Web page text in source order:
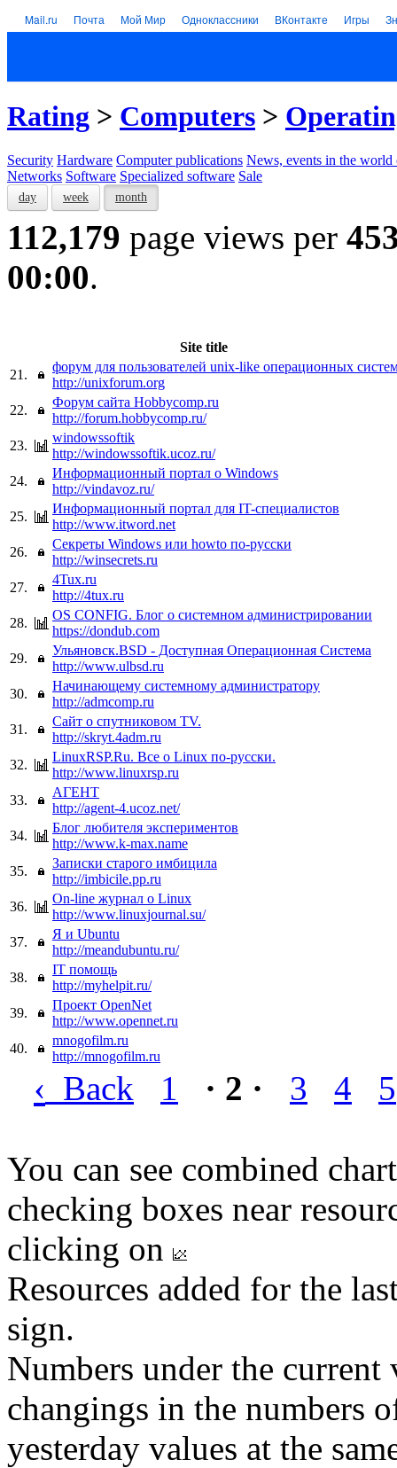
Mail.ru Почта Мой Мир Одноклассники ВКонтакте Игры
Rating > Computers >
Security Hardware Computer publications News, events in the world
Networks Software Specialized software Sale
day week month
112,179 page views per
00:00.
Site title
21.
форум для пользователей unix-like операционных
http://unixforum.org
22.
Форум сайта Hobbycomp.ru
http://forum.hobbycomp.ru/
23.
windowssoftik
http://windowssoftik.ucoz.ru/
24.
Информационный портал о Windows
http://vindavoz.ru/
25.
Информационный портал для IT-специалистов
http://www.itword.net
26.
Секреты Windows или howto по-русски
http://winsecrets.ru
27.
4Tux.ru
http://4tux.ru
28.
OS CONFIG. Блог о системном администрировании
https://dondub.com
29.
Ульяновск.BSD - Доступная Операционная Система
http://www.ulbsd.ru
30.
Начинающему системному администратору
http://admcomp.ru
31.
Сайт о спутниковом TV.
http://skryt.4adm.ru
32.
LinuxRSP.Ru. Все о Linux по-русски.
http://www.linuxrsp.ru
33.
АГЕНТ
http://agent-4.ucoz.net/
34.
Блог любителя экспериментов
http://www.k-max.name
35.
Записки старого имбицила
http://imbicile.pp.ru
36.
On-line журнал o Linux
http://www.linuxjournal.su/
37.
Я и Ubuntu
http://meandubuntu.ru/
38.
IT помощь
http://myhelpit.ru/
39.
Проект OpenNet
http://www.opennet.ru
40.
mnogofilm.ru
http://mnogofilm.ru
‹ Back 1 · 2 · 3 4 5
You can see combined
checking boxes near
clicking on
Resources added for the
sign.
Numbers under the
changings in the numbers
yesterday values at the